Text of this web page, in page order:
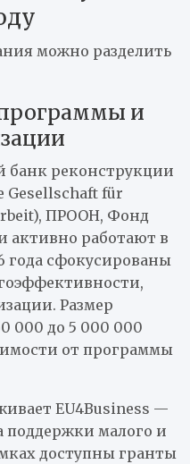
можно разделить
и
банк реконструкции
Gesellschaft für
ПРООН, Фонд
активно работают в
года сфокусированы
Размер
000 до 5 000 000
от программы
EU4Business —
поддержки малого и
доступны гранты